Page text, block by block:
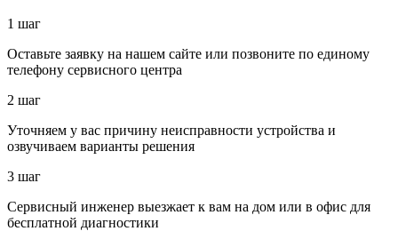
1 шаг
Оставьте заявку на нашем сайте или позвоните по единому
телефону сервисного центра
2 шаг
Уточняем у вас причину неисправности устройства и
озвучиваем варианты решения
3 шаг
Сервисный инженер выезжает к вам на дом или в офис для
бесплатной диагностики